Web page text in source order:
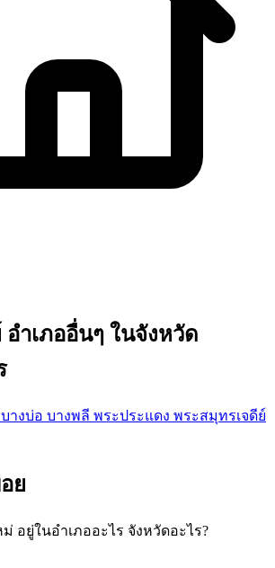
ำเภออื่นๆ ในจังหวัด
บางบ่อ บางพลี พระประแดง พระสมุทรเจดีย์
ย
อยู่ในอำเภออะไร จังหวัดอะไร?